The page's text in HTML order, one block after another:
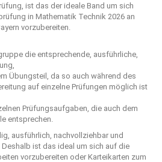
ist das der ideale Band um sich
in Mathematik Technik 2026 an
vorzubereiten.
die entsprechende, ausführliche,
Übungsteil, da so auch während des
auf einzelne Prüfungen möglich ist
Prüfungsaufgaben, die auch dem
entsprechen.
ausführlich, nachvollziehbar und
ist das ideal um sich auf die
vorzubereiten oder Karteikarten zum